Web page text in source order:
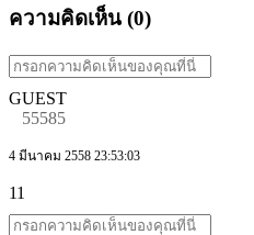
ความคิดเห็น (0)
GUEST
55585
4 มีนาคม 2558 23:53:03
11